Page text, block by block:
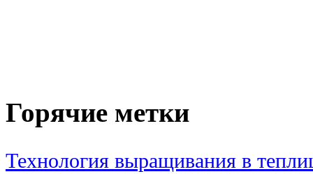
Горячие метки
Технология выращивания в